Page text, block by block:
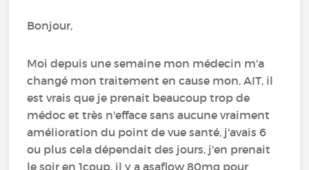
Bonjour,
Moi depuis une semaine mon médecin m'a
changé mon traitement en cause mon, AIT, il
est vrais que je prenait beaucoup trop de
médoc et très n'efface sans aucune vraiment
amélioration du point de vue santé, j'avais 6
ou plus cela dépendait des jours, j'en prenait
le soir en 1coup, il y a asaflow 80mg pour